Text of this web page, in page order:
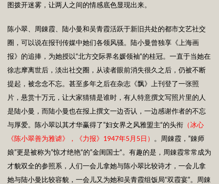
图拨开迷雾，让两人之间的情感底色显现出来。
陈小翠、周錬霞、陆小曼和吴青霞活跃于新旧共处的都市文艺社交
圈，可以说在报刊传媒中她们各领风骚。陆小曼曾独享《上海画
报》的追捧，为她授以“北方交际界名媛领袖“的桂冠。一直于当她在
徐志摩离世后，淡出社交圈，从读者眼前消失很久之后，仍被不断
提起，被念念不忘。甚至多年之后在杂志《飘》上刊登了一张照
片，悬赏十万元，让大家猜猜是谁时，有人特意撰文写照片里的人
是陆小曼，而陆小曼也在报上撰文一边否认，一边感谢作者的不忘
与厚爱。陈小翠以其才华赢得了”妇女界之风雅盟主“的头衔 （冰心
《陈小翠善为雅谑》，《力报》1947年5月5日）
。周錬霞，”錬师
娘”更是被称为”惊才绝艳“的”金闺国士“。有趣的是，周錬霞常常成为
才貌双全的参照系，人们一会儿拿她与陈小翠比较诗才，一会儿拿
她与陆小曼比较容貌，一会儿又为她和吴青霞组饭局“双霞宴”。周錬